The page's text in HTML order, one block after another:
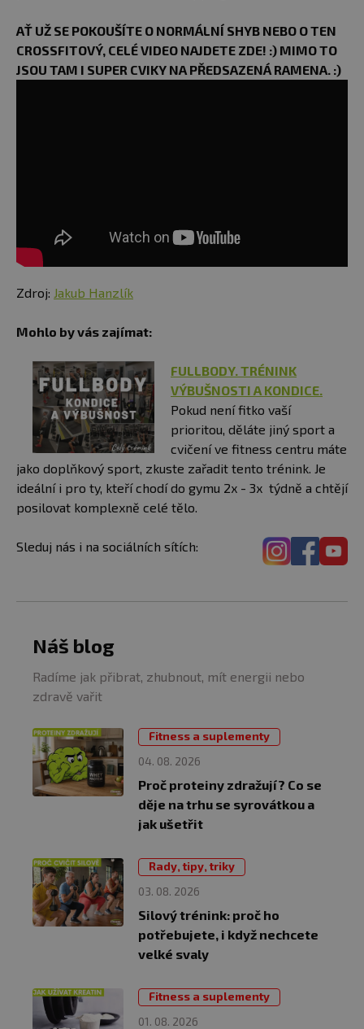
AŤ UŽ SE POKOUŠÍTE O NORMÁLNÍ SHYB NEBO O TEN
CROSSFITOVÝ, CELÉ VIDEO NAJDETE ZDE! :) MIMO TO
JSOU TAM I SUPER CVIKY NA PŘEDSAZENÁ RAMENA. :)
Zdroj: Jakub Hanzlík
Mohlo by vás zajímat:
FULLBODY. TRÉNINK
VÝBUŠNOSTI A KONDICE.
Pokud není fitko vaší
prioritou, děláte jiný sport a
cvičení ve fitness centru máte
jako doplňkový sport, zkuste zařadit tento trénink. Je
ideální i pro ty, kteří chodí do gymu 2x - 3x týdně a chtějí
posilovat komplexně celé tělo.
Sleduj nás i na sociálních sítích:
Náš blog
Radíme jak přibrat, zhubnout, mít energii nebo
zdravě vařit
04. 08. 2026
Fitness a suplementy
Proč proteiny zdražují? Co se
děje na trhu se syrovátkou a
jak ušetřit
03. 08. 2026
Rady, tipy, triky
Silový trénink: proč ho
potřebujete, i když nechcete
velké svaly
01. 08. 2026
Fitness a suplementy